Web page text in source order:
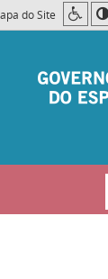
do Site